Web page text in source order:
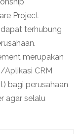
Project
terhubung
merupakan
Aplikasi CRM
bagi perusahaan
agar selalu